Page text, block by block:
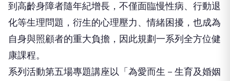
溫暖陪伴守護情感！慈光身障協會辦
婚姻生育輔導講座